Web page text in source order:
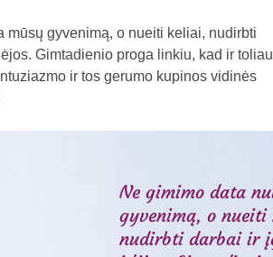
mūsų gyvenimą, o nueiti keliai, nudirbti
Gimtadienio proga linkiu, kad ir toliau
ir tos gerumo kupinos vidinės